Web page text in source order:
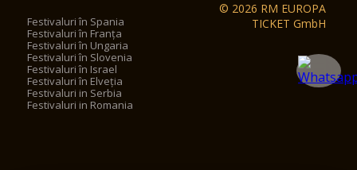
Festivaluri în Spania
Festivaluri în Franța
Festivaluri în Ungaria
Festivaluri în Slovenia
Festivaluri în Israel
Festivaluri în Elveția
Festivaluri in Serbia
Festivaluri in Romania
© 2026 RM EUROPA
TICKET GmbH